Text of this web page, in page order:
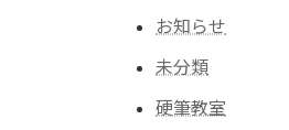
お知らせ
未分類
硬筆教室